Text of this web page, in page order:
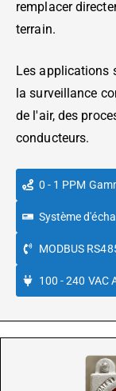
remplacer
terrain.
Les applications
la surveillance
de l'air, des
conducteurs.
0 - 1 PPM
Système
MODBUS
100 - 240 VAC